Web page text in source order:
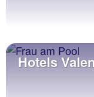
Hotels